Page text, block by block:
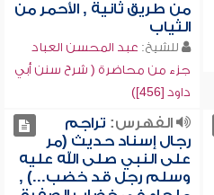
من طريق ثانية , الأحمر من
الثياب
للشيخ: عبد المحسن العباد
جزء من محاضرة ( شرح سنن أبي
داود [456])
الفهرس: تراجم
رجال إسناد حديث (مر
على النبي صلى الله عليه
وسلم رجل قد خضب...) ,